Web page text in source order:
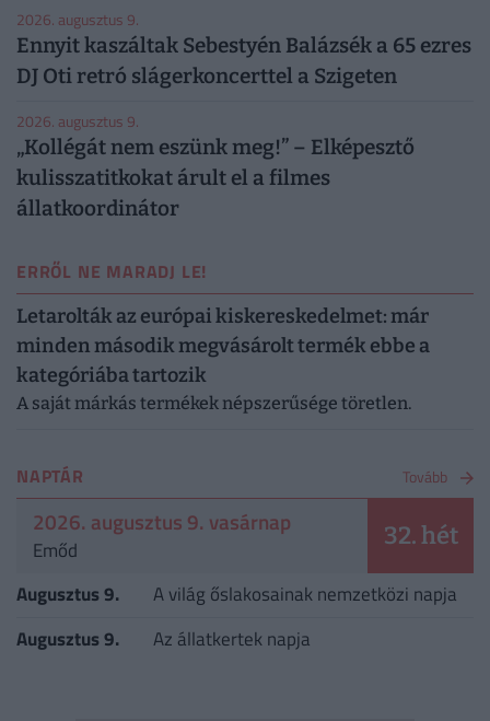
2026. augusztus 9.
Ennyit kaszáltak Sebestyén Balázsék a 65 ezres
DJ Oti retró slágerkoncerttel a Szigeten
2026. augusztus 9.
„Kollégát nem eszünk meg!” – Elképesztő
kulisszatitkokat árult el a filmes
állatkoordinátor
ERRŐL NE MARADJ LE!
Letarolták az európai kiskereskedelmet: már
minden második megvásárolt termék ebbe a
kategóriába tartozik
A saját márkás termékek népszerűsége töretlen.
NAPTÁR Tovább
2026. augusztus 9. vasárnap
Emőd 32. hét
Augusztus 9.
A világ őslakosainak nemzetközi napja
Augusztus 9.
Az állatkertek napja